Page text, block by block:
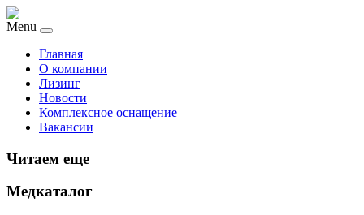
Menu
Главная
О компании
Лизинг
Новости
Комплексное оснащение
Вакансии
Читаем еще
Медкаталог